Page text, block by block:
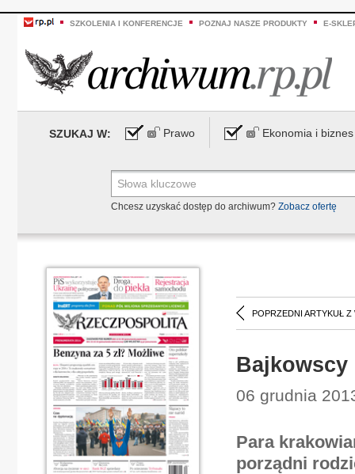
SZKOLENIA I KONFERENCJE POZNAJ NASZE PRODUKTY E-
SZUKAJ W: Prawo Ekonomia i biznes
Chcesz uzyskać dostęp do archiwum? Zobacz ofertę
POPRZEDNI ARTYKUŁ Z
Bajkowscy
06 grudnia
Para
porządni